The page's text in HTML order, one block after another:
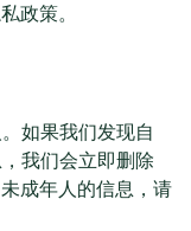
政策。
如果我们发现自
我们会立即删除
成年人的信息，请